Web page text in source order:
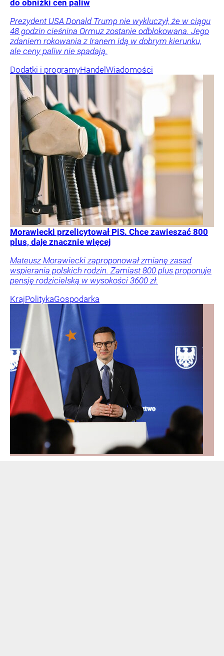
do obniżki cen paliw
Prezydent USA Donald Trump nie wykluczył, że w ciągu
48 godzin cieśnina Ormuz zostanie odblokowana. Jego
zdaniem rokowania z Iranem idą w dobrym kierunku,
ale ceny paliw nie spadają.
Dodatki i programyHandel Wiadomości
Morawiecki przelicytował PiS. Chce zawieszać 800
plus, daje znacznie więcej
Mateusz Morawiecki zaproponował zmianę zasad
wspierania polskich rodzin. Zamiast 800 plus proponuje
pensję rodzicielską w wysokości 3600 zł.
KrajPolitykaGospodarka